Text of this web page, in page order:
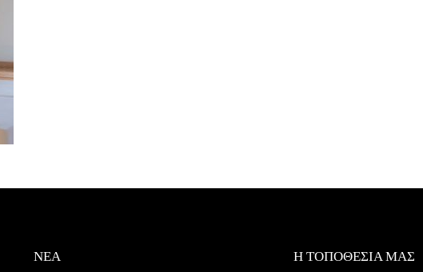
ΝΕΑ Η ΤΟΠΟΘΕΣΙΑ ΜΑΣ